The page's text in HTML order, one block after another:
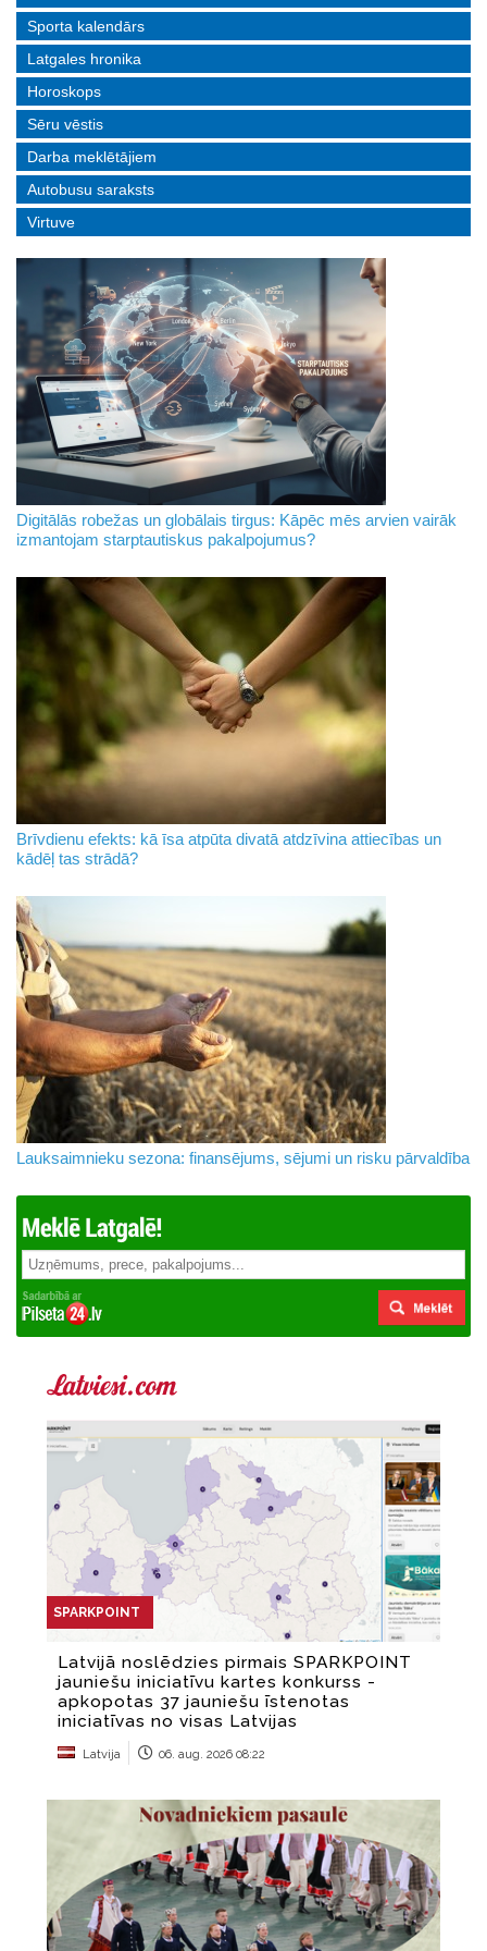
Sporta kalendārs
Latgales hronika
Horoskops
Sēru vēstis
Darba meklētājiem
Autobusu saraksts
Virtuve
Digitālās robežas un globālais tirgus: Kāpēc mēs arvien vairāk
izmantojam starptautiskus pakalpojumus?
Brīvdienu efekts: kā īsa atpūta divatā atdzīvina attiecības un
kādēļ tas strādā?
Lauksaimnieku sezona: finansējums, sējumi un risku pārvaldība